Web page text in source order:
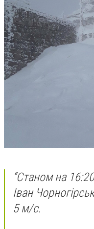
“Станом на
Іван
5 м/с.